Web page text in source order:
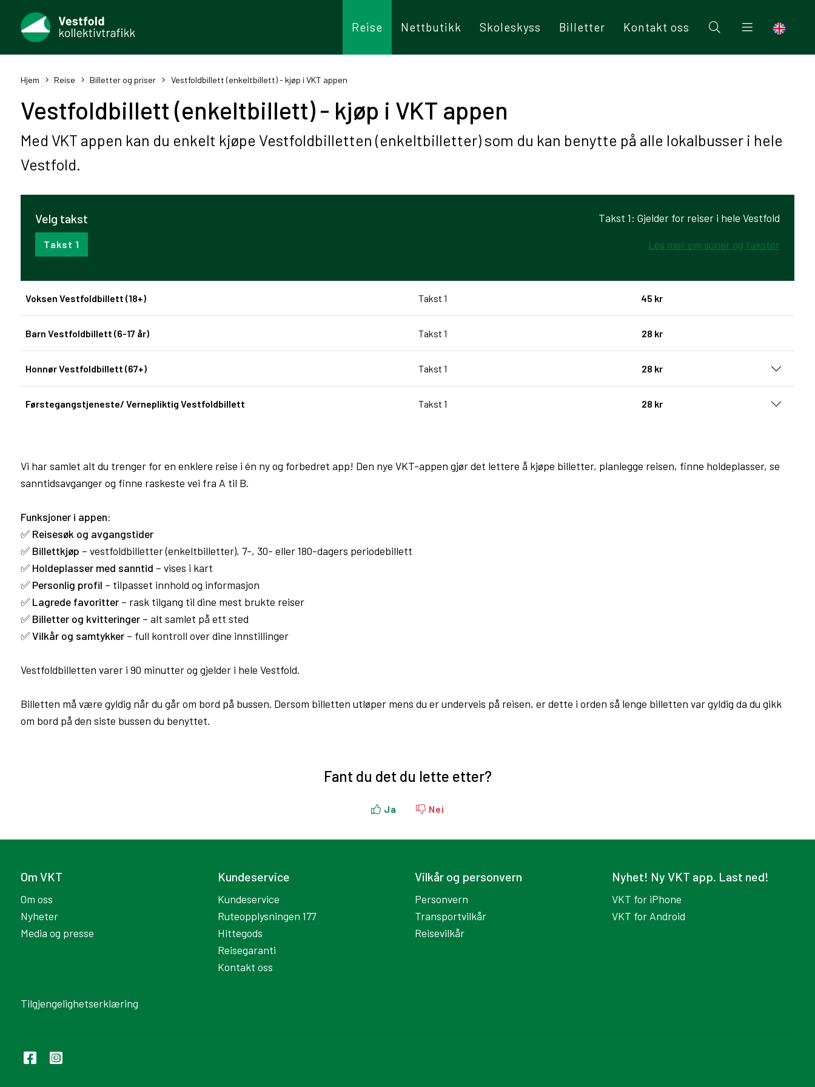
Reise Nettbutikk Skoleskyss Billetter Kontakt oss
Hjem Reise Billetter og priser Vestfoldbillett (enkeltbillett) - kjøp i VKT appen
Vestfoldbillett (enkeltbillett) - kjøp i VKT appen
Med VKT appen kan du enkelt kjøpe Vestfoldbilletten (enkeltbilletter) som du kan benytte på alle lokalbusser i hele
Vestfold.
Velg takst
Takst 1
Takst 1: Gjelder for reiser i hele Vestfold
Les mer om soner og takster
Voksen Vestfoldbillett (18+) Takst 1 45 kr
Barn Vestfoldbillett (6-17 år) Takst 1 28 kr
Honnør Vestfoldbillett (67+) Takst 1 28 kr
Førstegangstjeneste/ Vernepliktig Vestfoldbillett Takst 1 28 kr
Vi har samlet alt du trenger for en enklere reise i én ny og forbedret app! Den nye VKT-appen gjør det lettere å kjøpe billetter, planlegge reisen, finne holdeplasser, se
sanntidsavganger og finne raskeste vei fra A til B.
Funksjoner i appen:
✅ Reisesøk og avgangstider
✅ Billettkjøp – vestfoldbilletter (enkeltbilletter), 7-, 30- eller 180-dagers periodebillett
✅ Holdeplasser med sanntid – vises i kart
✅ Personlig profil – tilpasset innhold og informasjon
✅ Lagrede favoritter – rask tilgang til dine mest brukte reiser
✅ Billetter og kvitteringer – alt samlet på ett sted
✅Vilkår og samtykker – full kontroll over dine innstillinger
Vestfoldbilletten varer i 90 minutter og gjelder i hele Vestfold.
Billetten må være gyldig når du går om bord på bussen. Dersom billetten utløper mens du er underveis på reisen, er dette i orden så lenge billetten var gyldig da du gikk
om bord på den siste bussen du benyttet.
Fant du det du lette etter?
Ja Nei
Om VKT
Om oss
Nyheter
Media og presse
Kundeservice
Kundeservice
Ruteopplysningen 177
Hittegods
Reisegaranti
Kontakt oss
Vilkår og personvern
Personvern
Transportvilkår
Reisevilkår
Nyhet! Ny VKT app. Last ned!
VKT for iPhone
VKT for Android
Tilgjengelighetserklæring